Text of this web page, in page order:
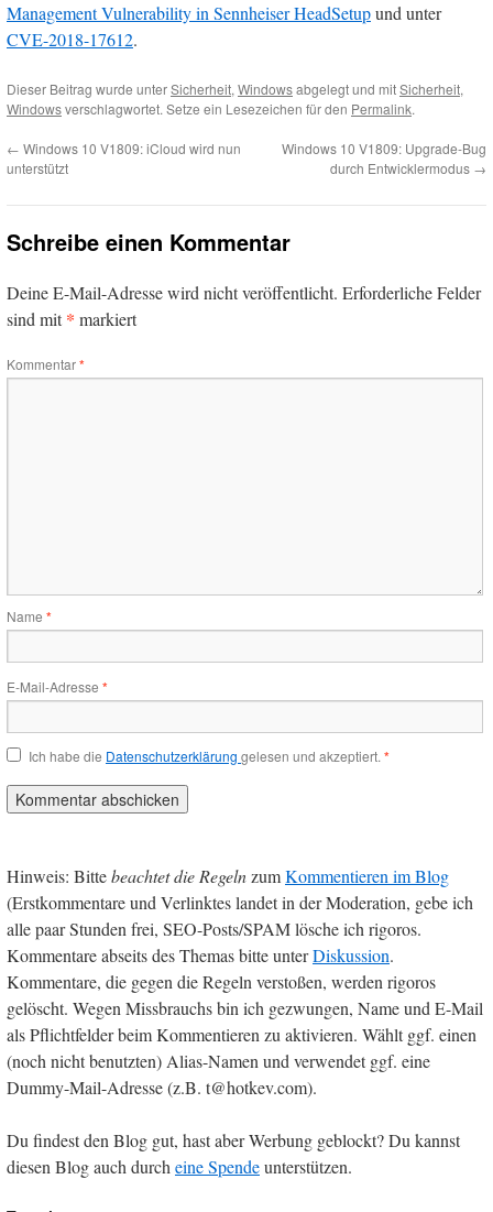
Management Vulnerability in Sennheiser HeadSetupund unter
CVE-2018-17612.
Dieser Beitrag wurde unterSicherheit, Windowsabgelegt und mitSicherheit,
Windowsverschlagwortet. Setze ein Lesezeichen für den Permalink.
← Windows 10 V1809: iCloud wird nun
unterstützt
Windows 10 V1809: Upgrade-Bug
durch Entwicklermodus →
Schreibe einen Kommentar
Deine E-Mail-Adresse wird nicht veröffentlicht. Erforderliche Felder
sind mit* markiert
Kommentar*
Name *
E-Mail-Adresse *
Ich habe die Datenschutzerklärung gelesen und akzeptiert. *
Hinweis: Bittebeachtet die RegelnzumKommentieren im Blog
(Erstkommentare und Verlinktes landet in der Moderation, gebe ich
alle paar Stunden frei, SEO-Posts/SPAM lösche ich rigoros.
Kommentare abseits des Themas bitte unterDiskussion.
Kommentare, die gegen die Regeln verstoßen, werden rigoros
gelöscht. Wegen Missbrauchs bin ich gezwungen, Name und E-Mail
als Pflichtfelder beim Kommentieren zu aktivieren. Wählt ggf. einen
(noch nicht benutzten) Alias-Namen und verwendet ggf. eine
Dummy-Mail-Adresse (z.B. t@hotkev.com).
Du findest den Blog gut, hast aber Werbung geblockt? Du kannst
diesen Blog auch durcheine Spendeunterstützen.